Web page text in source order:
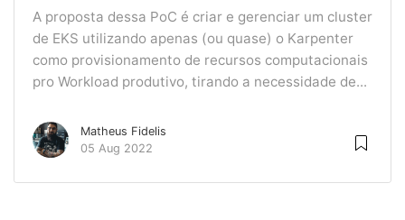
A proposta dessa PoC é criar e gerenciar um cluster
de EKS utilizando apenas (ou quase) o Karpenter
como provisionamento de recursos computacionais
pro Workload produtivo, tirando a necessidade de...
Matheus Fidelis
05 Aug 2022